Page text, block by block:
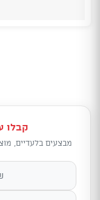
קבלו
מבצעים בלעדיים,